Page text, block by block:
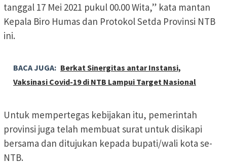
tanggal 17 Mei 2021 pukul 00.00 Wita,” kata mantan
Kepala Biro Humas dan Protokol Setda Provinsi NTB
ini.
BACA JUGA: Berkat Sinergitas antar Instansi,
Vaksinasi Covid-19 di NTB Lampui Target Nasional
Untuk mempertegas kebijakan itu, pemerintah
provinsi juga telah membuat surat untuk disikapi
bersama dan ditujukan kepada bupati/wali kota se-
NTB.